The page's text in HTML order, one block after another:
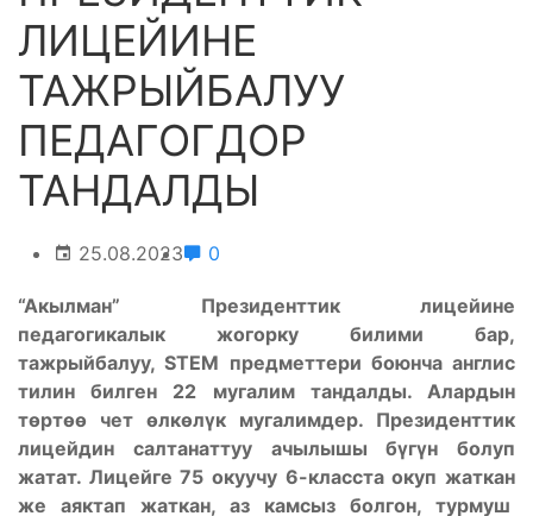
ЛИЦЕЙИНЕ
ТАЖРЫЙБАЛУУ
ПЕДАГОГДОР
ТАНДАЛДЫ
25.08.2023 0
“Акылман” Президенттик лицейине
педагогикалык жогорку билими бар,
тажрыйбалуу, STEM предметтери боюнча англис
тилин билген 22 мугалим тандалды. Алардын
төртөө чет өлкөлүк мугалимдер. Президенттик
лицейдин салтанаттуу ачылышы бүгүн болуп
жатат. Лицейге 75 окуучу 6-класста окуп жаткан
же аяктап жаткан, аз камсыз болгон, турмуш